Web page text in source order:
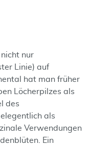
nur
Linie) auf
hat man früher
Löcherpilzes als
des
als
Verwendungen
Ein